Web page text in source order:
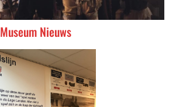
Museum Nieuws